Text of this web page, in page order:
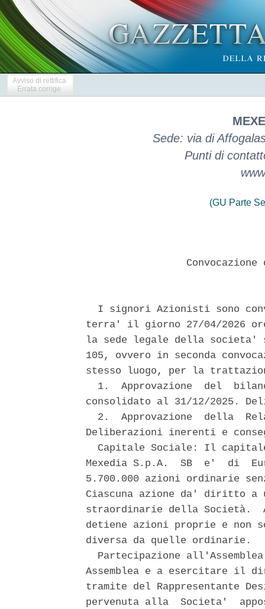
Avviso di rettifica
Errata corrige
Sede: via di
Punti di
(GU Parte
I signori Azionisti sono
terra' il giorno 27/04/2026
la sede legale della
105, ovvero in seconda
stesso luogo, per la
1.  Approvazione  del
consolidato al 31/12/2025.
2.  Approvazione  della
Deliberazioni inerenti e
Capitale Sociale: Il
Mexedia S.p.A.  SB  e'  di
5.700.000 azioni ordinarie
Ciascuna azione da' diritto a
straordinarie della Società.
detiene azioni proprie e non
diversa da quelle ordinarie.
Partecipazione
Assemblea e a esercitare il
tramite del Rappresentante
pervenuta alla  Societa'